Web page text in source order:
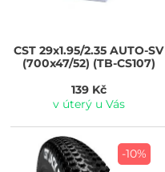
CST 29x1.95/2.35 AUTO-SV
(700x47/52) (TB-CS107)
139 Kč
v úterý u Vás
-10%